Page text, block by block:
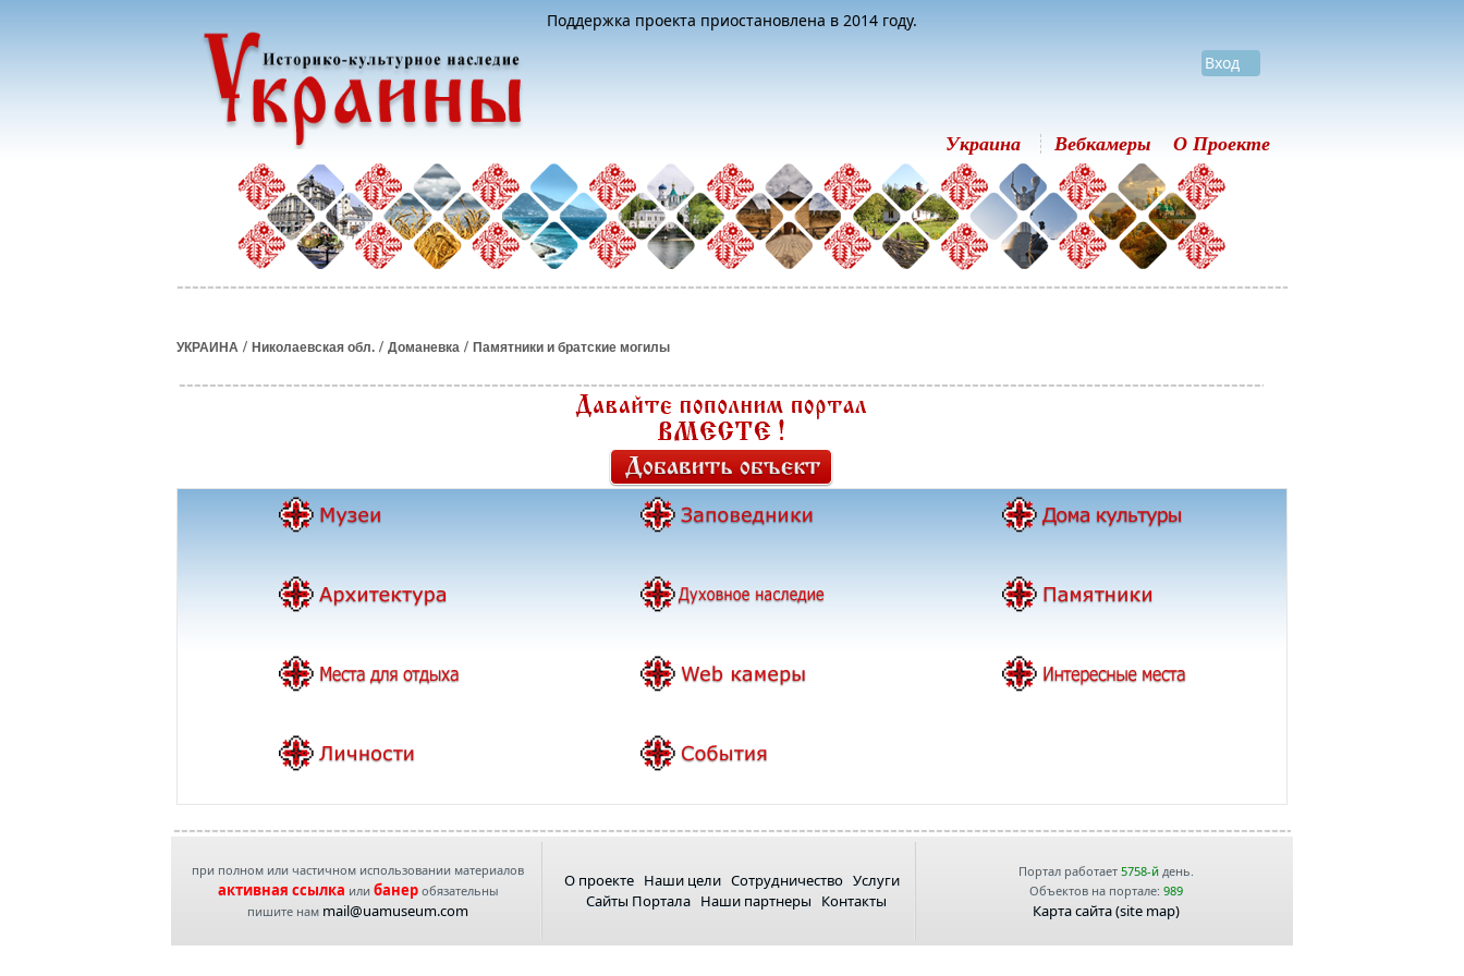
Поддержка проекта приостановлена в 2014 году.
Вход
Украина Вебкамеры О Проекте
УКРАИНА / Николаевская обл. / Доманевка / Памятники и братские могилы
при полном или частичном использовании материалов
активная ссылка или банеробязательны
пишите нам mail@uamuseum.com
О проекте Наши цели Сотрудничество Услуги
Сайты Портала Наши партнеры Контакты
Портал работает 5758-йдень.
Объектов на портале: 989
Карта сайта (site map)